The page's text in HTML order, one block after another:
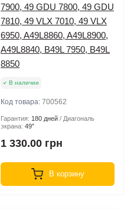
7900, 49 GDU 7800, 49 GDU
7810, 49 VLX 7010, 49 VLX
6950, A49L8860, A49L8900,
A49L8840, B49L 7950, B49L
8850
В наличии
Код товара: 700562
Гарантия: 180 дней
Диагональ
экрана: 49″
1 330.00 грн
В корзину